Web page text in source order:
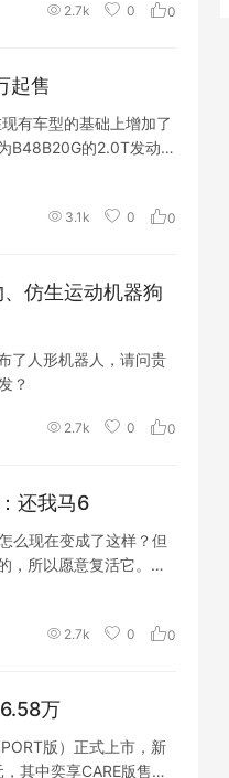
2.7k 0 0
起售
有车型的基础上增加了
B48B20G的2.0T发动
3.1k 0 0
仿生运动机器狗
了人形机器人，请问贵
？
2.7k 0 0
还我马6
么现在变成了这样？但
，所以愿意复活它。而
2.7k 0 0
万
版）正式上市，新
其中奕享CARE版售价